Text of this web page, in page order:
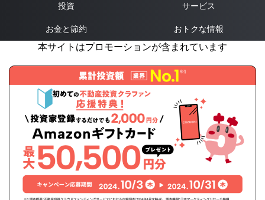
投資 サービス
お金と節約 おトクな情報
本サイトはプロモーションが含まれています